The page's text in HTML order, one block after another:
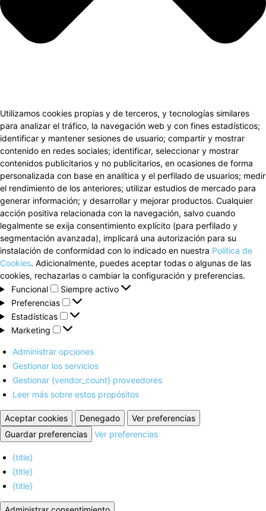
Utilizamos cookies propias y de terceros, y tecnologías similares
para analizar el tráfico, la navegación web y con fines estadísticos;
identificar y mantener sesiones de usuario; compartir y mostrar
contenido en redes sociales; identificar, seleccionar y mostrar
contenidos publicitarios y no publicitarios, en ocasiones de forma
personalizada con base en analítica y el perfilado de usuarios; medir
el rendimiento de los anteriores; utilizar estudios de mercado para
generar información; y desarrollar y mejorar productos. Cualquier
acción positiva relacionada con la navegación, salvo cuando
legalmente se exija consentimiento explícito (para perfilado y
segmentación avanzada), implicará una autorización para su
instalación de conformidad con lo indicado en nuestra Política de
Cookies. Adicionalmente, puedes aceptar todas o algunas de las
cookies, rechazarlas o cambiar la configuración y preferencias.
Funcional
Funcional
Siempre activo
Preferencias
Preferencias
Estadísticas
Estadísticas
Marketing
Marketing
Administrar opciones
Gestionar los servicios
Gestionar {vendor_count} proveedores
Leer más sobre estos propósitos
Aceptar cookies Denegado
Ver preferencias
Guardar preferencias
Ver preferencias
{title}
{title}
{title}